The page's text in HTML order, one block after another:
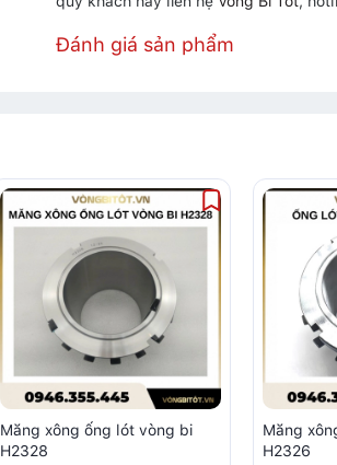
Đánh giá sản phẩm
Măng xông ống lót vòng bi
H2328
Măng
H2326